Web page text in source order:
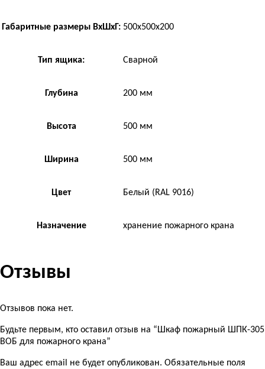
Габаритные размеры ВхШхГ: 500х500х200
Тип ящика: Сварной
Глубина 200 мм
Высота 500 мм
Ширина 500 мм
Цвет Белый (RAL 9016)
Назначение хранение пожарного крана
Отзывы
Отзывов пока нет.
Будьте первым, кто оставил отзыв на “Шкаф пожарный ШПК-305
ВОБ для пожарного крана”
Ваш адрес email не будет опубликован. Обязательные поля